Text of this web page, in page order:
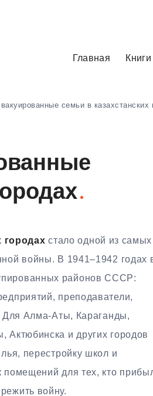
Главная Книги
семьи в казахстанских
городах стало одной из самых
войны. В 1941–1942 годах
районов СССР:
преподаватели,
Для Алма-Аты, Караганды,
и других городов
перестройку школ и
помещений для тех, кто
войну.